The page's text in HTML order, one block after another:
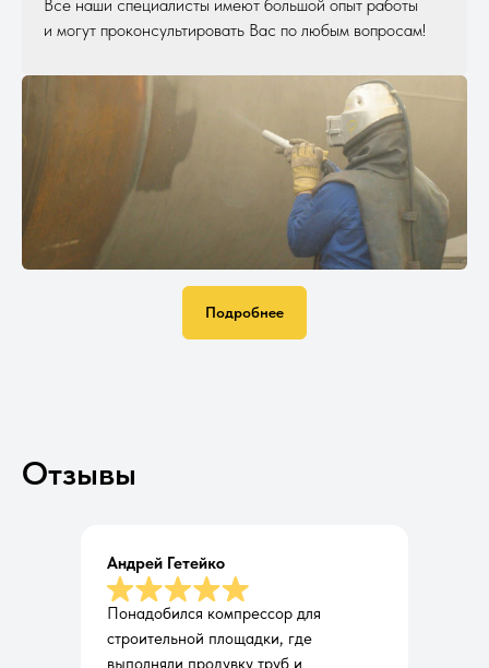
Все наши специалисты имеют большой опыт работы
и могут проконсультировать Вас по любым вопросам!
Подробнее
Отзывы
Андрей Гетейко
Понадобился компрессор для
строительной площадки, где
выполняли продувку труб и